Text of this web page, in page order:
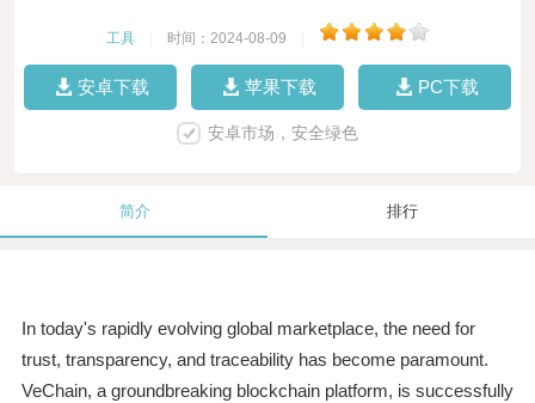
工具 时间：2024-08-09
安卓下载 苹果下载 PC下载
安卓市场，安全绿色
简介 排行
In today's rapidly evolving global marketplace, the need for
trust, transparency, and traceability has become paramount.
VeChain, a groundbreaking blockchain platform, is successfully